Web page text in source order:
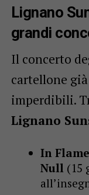
Lignano
grandi
Il concerto
cartellone
imperdibili.
Lignano
In
Null (15